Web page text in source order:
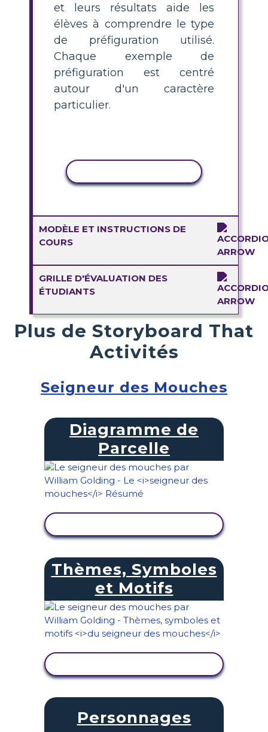
et leurs résultats aide les
élèves à comprendre le type
de préfiguration utilisé.
Chaque exemple de
préfiguration est centré
autour d'un caractère
particulier.
MODÈLE ET INSTRUCTIONS DE
COURS
GRILLE D'ÉVALUATION DES
ÉTUDIANTS
Plus de Storyboard That
Activités
Seigneur des Mouches
Diagramme de
Parcelle
Thèmes, Symboles
et Motifs
Personnages